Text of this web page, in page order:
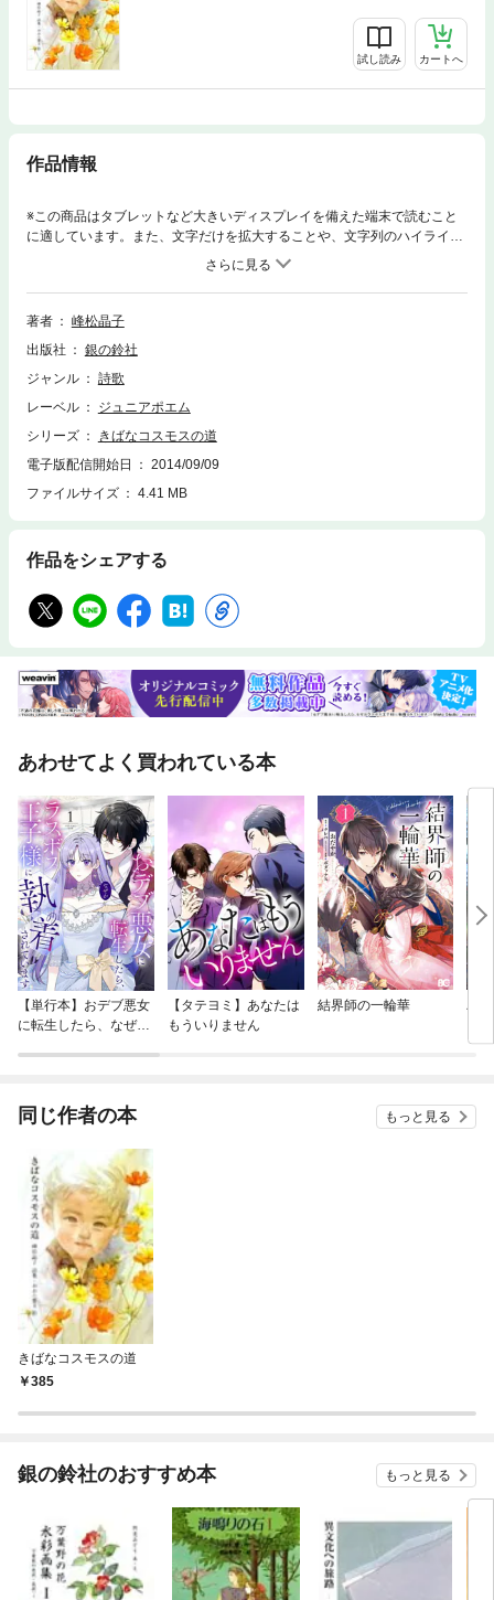
試し読み カートへ
作品情報
※この商品はタブレットなど大きいディスプレイを備えた端末で読むこと
に適しています。また、文字だけを拡大することや、文字列のハイライ
ト、検索、辞書の参照、引用などの機能が使用できません。詩を書き始め
て、子どものころが、なつかしくよみがえる時があります。大人の私の中
にも子どもの私がいるのです。自然やまわりのできごとを、子どもの気持
ちになってみるとき思いもかけない発見をすることがあります。数年前か
と、おじいさん、おばあさん、うば車の赤ちゃん達とも親しく会話を交す
ようになりました。詩集ではその時々に私が受けた感動を、作品に表現し
かを見つけて詩を書きつづけていきたいと思っています。―あとがきより
抜粋―
著者
峰松晶子
出版社
銀の鈴社
ジャンル
詩歌
レーベル
ジュニアポエム
シリーズ
きばなコスモスの道
電子版配信開始日
2014/09/09
ファイルサイズ
4.41 MB
作品をシェアする
あわせてよく買われている本
【単行本】おデブ悪女
に転生したら、なぜか
【タテヨミ】あなたは
もういりません
結界師の一輪華
バ
今
同じ作者の本 もっと見る
きばなコスモスの道
385
銀の鈴社のおすすめ本 もっと見る